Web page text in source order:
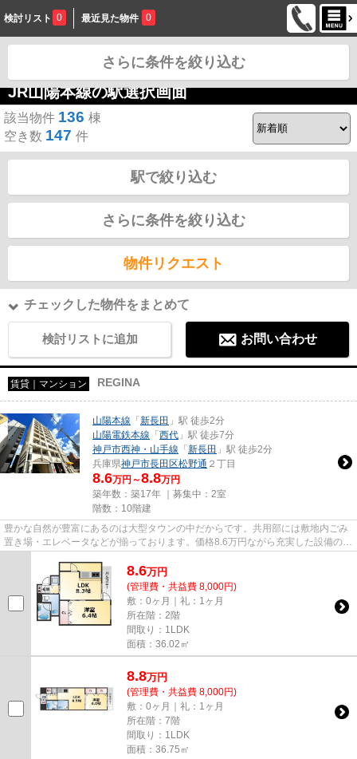
検討リスト 0 最近見た物件 0
JR山陽本線の駅選択画面
該当物件 136 棟
空き数 147 件
駅で絞り込む
さらに条件を絞り込む
物件リクエスト
チェックした物件をまとめて
検討リストに追加 お問い合わせ
賃貸｜マンション REGINA
山陽本線 「 新長田 」駅 徒歩2分
山陽電鉄本線 「 西代 」駅 徒歩7分
神戸市西神・山手線 「 新長田 」駅 徒歩2分
兵庫県神戸市長田区松野通 ２丁目
8.6万円～8.8万円
築年数：築17年 ｜募集中： 2室
階数：10階建
豊かな自然が豊富にあるのは大型タウンの中だからです。共用部には敷地内ごみ
置き場・エレベータなどが揃っております。価格8.6万円ながら充実した設備のこ
8.6万円
(管理費・共益費 8,000円)
敷：0ヶ月｜礼：1ヶ月
所在階：2階
間取り：1LDK
面積：36.02㎡
8.8万円
(管理費・共益費 8,000円)
敷：0ヶ月｜礼：1ヶ月
所在階：7階
間取り：1LDK
面積：36.75㎡
さらに条件を絞り込む